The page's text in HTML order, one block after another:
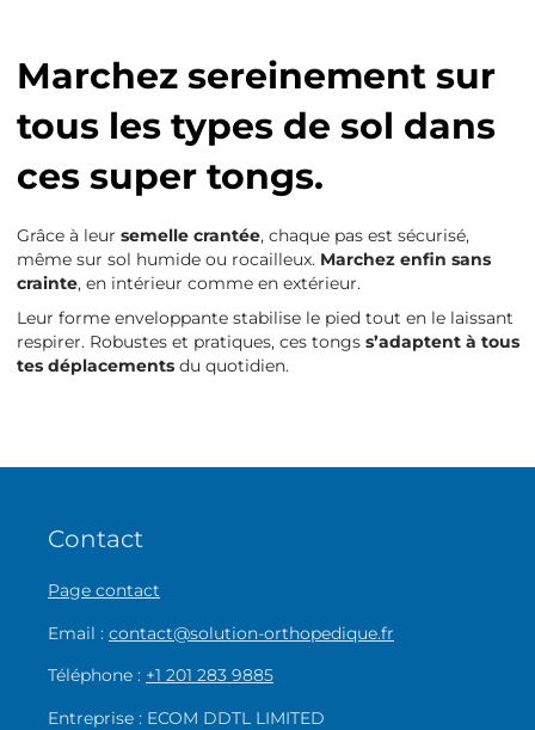
Marchez sereinement sur
tous les types de sol dans
ces super tongs.
Grâce à leur semelle crantée, chaque pas est sécurisé,
même sur sol humide ou rocailleux. Marchez enfin sans
crainte, en intérieur comme en extérieur.
Leur forme enveloppante stabilise le pied tout en le laissant
respirer. Robustes et pratiques, ces tongs s’adaptent à tous
tes déplacementsdu quotidien.
Contact
Page contact
Email : contact@solution-orthopedique.fr
Téléphone : +1 201 283 9885
Entreprise : ECOM DDTL LIMITED